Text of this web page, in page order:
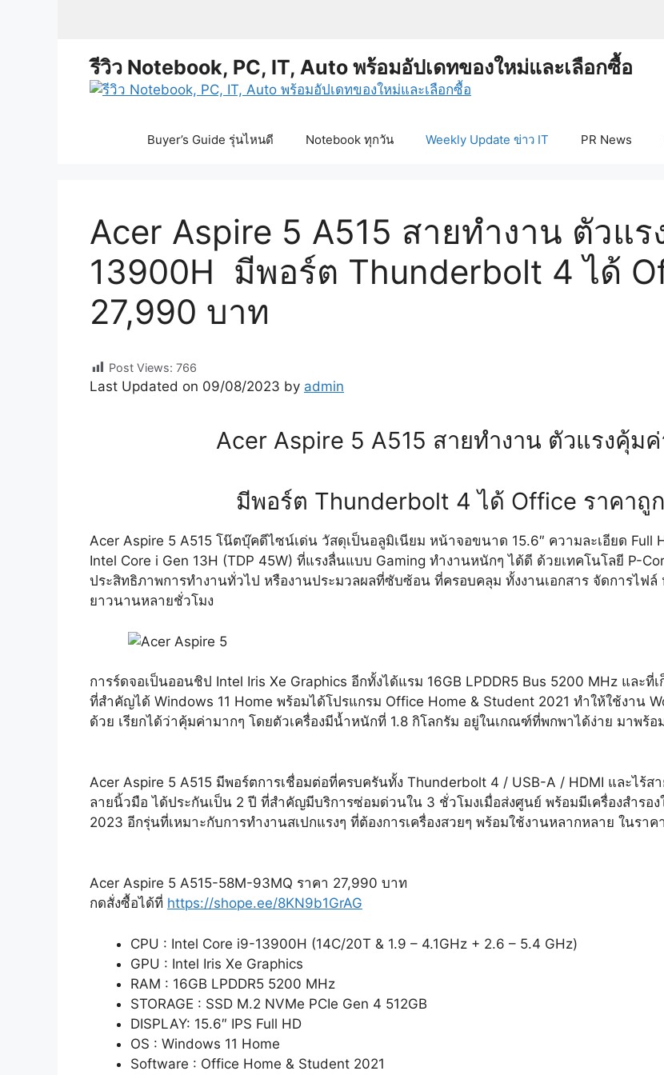
รีวิว Notebook, PC, IT, Auto พร้อมอัปเดทของใหม่และเลือกซื้อ
Buyer’s Guide รุ่นไหนดี Notebook ทุกวัน Weekly Update ข่าว IT PR News
Acer Aspire 5 A515 สายทำงาน ตัวแ
13900H มีพอร์ต Thunderbolt 4 ได้
27,990 บาท
Post Views: 766
Last Updated on 09/08/2023 by admin
Acer Aspire 5 A515 สายทำงาน ตัวแรงคุ้ม
มีพอร์ต Thunderbolt 4 ได้ Office ราคาถู
Acer Aspire 5 A515 โน๊ตบุ๊คดีไซน์เด่น วัสดุเป็นอลูมิเนียม หน้าจอขนาด 15.6″ ความละเอียด Full
Intel Core i Gen 13H (TDP 45W) ที่แรงลื่นแบบ Gaming ทำงานหนักๆ ได้ดี ด้วยเทคโนโลยี P-
ประสิทธิภาพการทำงานทั่วไป หรืองานประมวลผลที่ซับซ้อน ที่ครอบคลุม ทั้งงานเอกสาร จัดการไฟล์
ยาวนานหลายชั่วโมง
การร์ดจอเป็นออนชิป Intel Iris Xe Graphics อีกทั้งได้แรม 16GB LPDDR5 Bus 5200 MHz และที่
ที่สำคัญได้ Windows 11 Home พร้อมได้โปรแกรม Office Home & Student 2021 ทำให้ใช้งาน
ด้วย เรียกได้ว่าคุ้มค่ามากๆ โดยตัวเครื่องมีน้ำหนักที่ 1.8 กิโลกรัม อยู่ในเกณฑ์ที่พกพาได้ง่าย มาพร้
Acer Aspire 5 A515 มีพอร์ตการเชื่อมต่อที่ครบครันทั้ง Thunderbolt 4 / USB-A / HDMI และไร้ส
ลายนิ้วมือ ได้ประกันเป็น 2 ปี ที่สำคัญมีบริการซ่อมด่วนใน 3 ชั่วโมงเมื่อส่งศูนย์ พร้อมมีเครื่องสำรอง
2023 อีกรุ่นที่เหมาะกับการทำงานสเปกแรงๆ ที่ต้องการเครื่องสวยๆ พร้อมใช้งานหลากหลาย ในร
Acer Aspire 5 A515-58M-93MQ ราคา 27,990 บาท
กดสั่งซื้อได้ที่ https://shope.ee/8KN9b1GrAG
CPU : Intel Core i9-13900H (14C/20T & 1.9 – 4.1GHz + 2.6 – 5.4 GHz)
GPU : Intel Iris Xe Graphics
RAM : 16GB LPDDR5 5200 MHz
STORAGE : SSD M.2 NVMe PCIe Gen 4 512GB
DISPLAY: 15.6″ IPS Full HD
OS : Windows 11 Home
Software : Office Home & Student 2021